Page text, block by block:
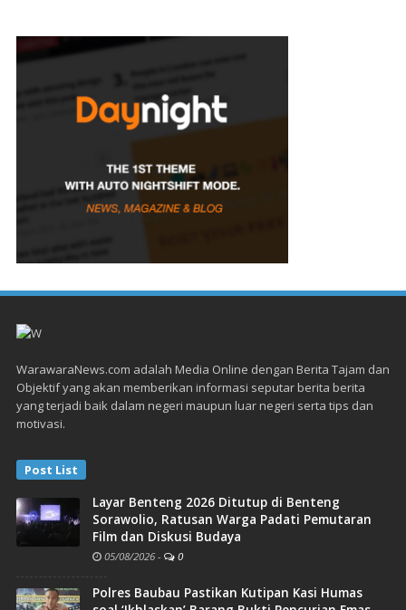
WarawaraNews.com adalah Media Online dengan Berita Tajam dan
Objektif yang akan memberikan informasi seputar berita berita
yang terjadi baik dalam negeri maupun luar negeri serta tips dan
motivasi.
Post List
Layar Benteng 2026 Ditutup di Benteng
Sorawolio, Ratusan Warga Padati Pemutaran
Film dan Diskusi Budaya
05/08/2026 - 0
Polres Baubau Pastikan Kutipan Kasi Humas